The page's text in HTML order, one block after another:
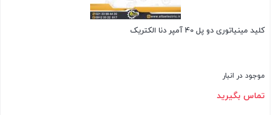
کلید مینیاتوری دو پل 40 آمپر دنا الکتریک
موجود در انبار
تماس بگیرید